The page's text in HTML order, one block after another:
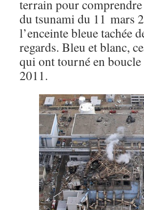
terrain pour
du tsunami du 11 mars
l’enceinte bleue tachée
regards. Bleu et blanc,
qui ont tourné en
2011.